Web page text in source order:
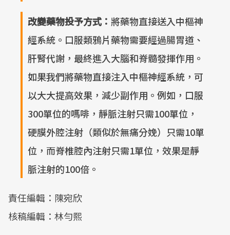
改變藥物投予方式： 將藥物直接送入中樞神
經系統。口服類鴉片藥物需要經過腸胃道、
肝腎代謝，最終進入大腦和脊髓發揮作用。
如果我們將藥物直接注入中樞神經系統，可
以大大提高效果，減少副作用。例如，口服
300單位的嗎啡，靜脈注射只需100單位，
硬膜外腔注射（類似於無痛分娩）只需10單
位，而脊椎腔內注射只需1單位，效果是靜
脈注射的100倍。
責任編輯：陳宛欣
核稿編輯：林勻熙